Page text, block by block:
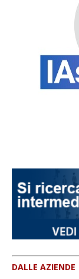
DALLE AZIENDE